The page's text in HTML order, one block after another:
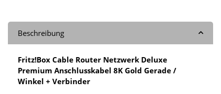
Beschreibung
Fritz!Box Cable Router Netzwerk Deluxe
Premium Anschlusskabel 8K Gold Gerade /
Winkel + Verbinder